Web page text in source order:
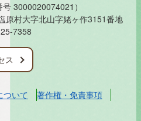
3000020074021）
村大字北山字姥ヶ作3151番地
7358
ス
ついて
著作権・免責事項